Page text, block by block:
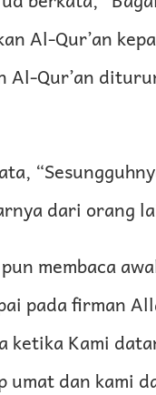
Al-Qur’an
Al-Qur’an
dari orang
membaca
pada firman
ketika Kami
umat dan kami